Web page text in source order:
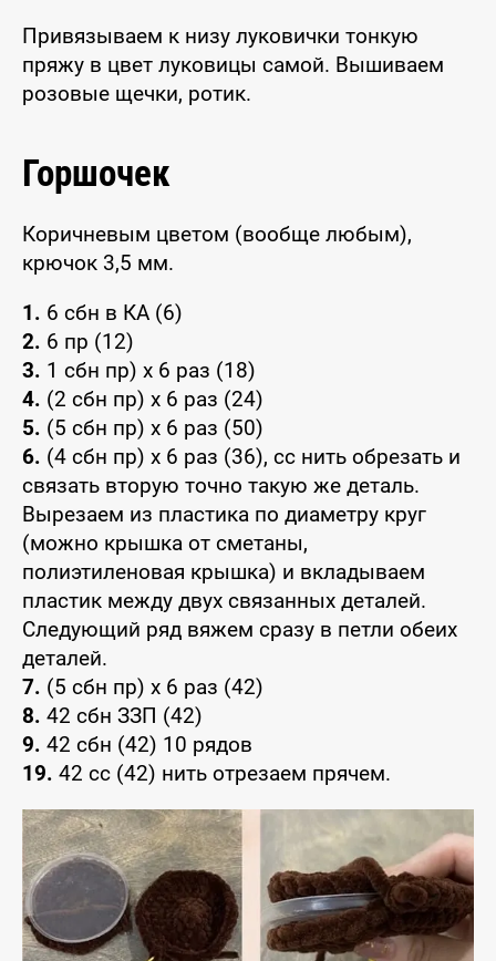
Привязываем к низу луковички тонкую
пряжу в цвет луковицы самой. Вышиваем
розовые щечки, ротик.
Горшочек
Коричневым цветом (вообще любым),
крючок 3,5 мм.
1. 6 сбн в КА (6)
2. 6 пр (12)
3. 1 сбн пр) x 6 раз (18)
4. (2 сбн пр) x 6 раз (24)
5. (5 сбн пр) x 6 раз (50)
6. (4 сбн пр) x 6 раз (36), сс нить обрезать и
связать вторую точно такую же деталь.
Вырезаем из пластика по диаметру круг
(можно крышка от сметаны,
полиэтиленовая крышка) и вкладываем
пластик между двух связанных деталей.
Следующий ряд вяжем сразу в петли обеих
деталей.
7. (5 сбн пр) x 6 раз (42)
8. 42 сбн ЗЗП (42)
9. 42 сбн (42) 10 рядов
19. 42 сс (42) нить отрезаем прячем.